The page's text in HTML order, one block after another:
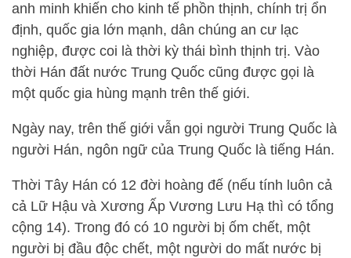
anh minh khiến cho kinh tế phồn thịnh, chính trị ổn
định, quốc gia lớn mạnh, dân chúng an cư lạc
nghiệp, được coi là thời kỳ thái bình thịnh trị. Vào
thời Hán đất nước Trung Quốc cũng được gọi là
một quốc gia hùng mạnh trên thế giới.
Ngày nay, trên thế giới vẫn gọi người Trung Quốc là
người Hán, ngôn ngữ của Trung Quốc là tiếng Hán.
Thời Tây Hán có 12 đời hoàng đế (nếu tính luôn cả
cả Lữ Hậu và Xương Ấp Vương Lưu Hạ thì có tổng
cộng 14). Trong đó có 10 người bị ốm chết, một
người bị đầu độc chết, một người do mất nước bị